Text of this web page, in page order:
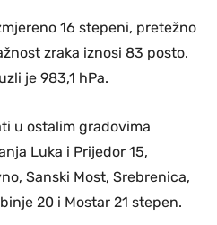
16 stepeni, pretežno
zraka iznosi 83 posto.
je 983,1 hPa.
u ostalim gradovima
Luka i Prijedor 15,
Sanski Most, Srebrenica,
20 i Mostar 21 stepen.